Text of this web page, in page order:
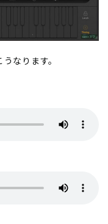
なります。